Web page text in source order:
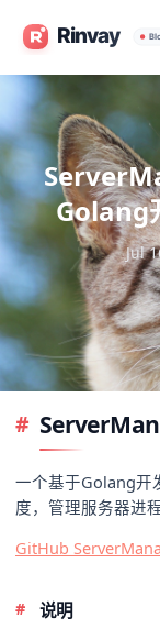
Golang
Jul
一个基于Golang开
度，管理服务器进
GitHub
说明